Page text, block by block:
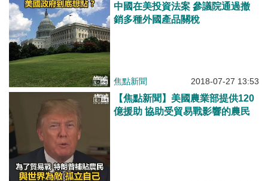
中國在美投資法案 參議院通過撤
銷多種外國產品關稅
焦點新聞 2018-07-27 13:53
【焦點新聞】美國農業部提供120
億援助 協助受貿易戰影響的農民